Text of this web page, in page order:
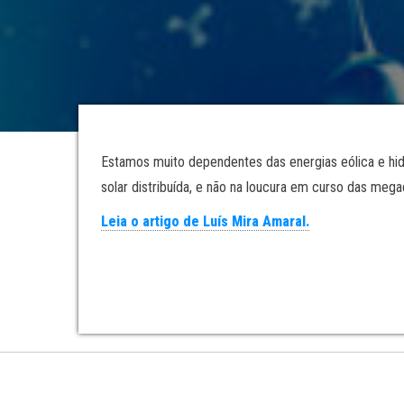
Estamos muito dependentes das energias eólica e
solar distribuída, e não na loucura em curso das
Leia o artigo de Luís Mira Amaral.